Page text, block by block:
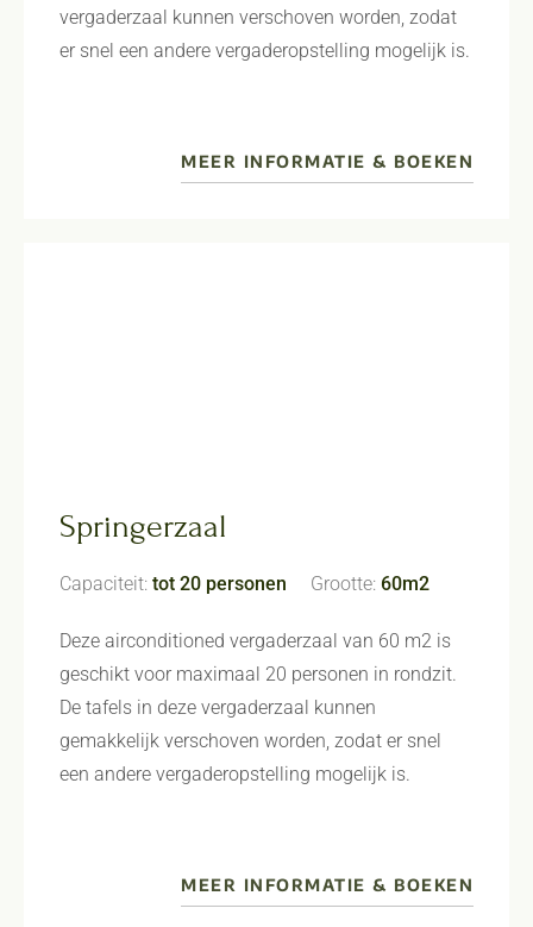
vergaderzaal kunnen verschoven worden, zodat
er snel een andere vergaderopstelling mogelijk is.
MEER INFORMATIE & BOEKEN
Springerzaal
Capaciteit: tot 20 personen Grootte: 60m2
Deze airconditioned vergaderzaal van 60 m2 is
geschikt voor maximaal 20 personen in rondzit.
De tafels in deze vergaderzaal kunnen
gemakkelijk verschoven worden, zodat er snel
een andere vergaderopstelling mogelijk is.
MEER INFORMATIE & BOEKEN